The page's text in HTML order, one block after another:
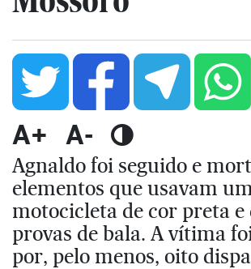
A+ A-
Agnaldo foi seguido e
elementos que usavam
motocicleta de cor preta e
provas de bala. A vítima
por, pelo menos, oito